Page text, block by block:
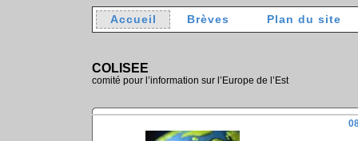
Accueil Brèves Plan du site
COLISEE
comité pour l’information sur l’Europe de l’Est